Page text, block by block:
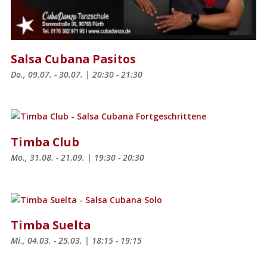
Salsa Cubana Pasitos
Do., 09.07. - 30.07. | 20:30 - 21:30
Timba Club
Mo., 31.08. - 21.09. | 19:30 - 20:30
Timba Suelta
Mi., 04.03. - 25.03. | 18:15 - 19:15